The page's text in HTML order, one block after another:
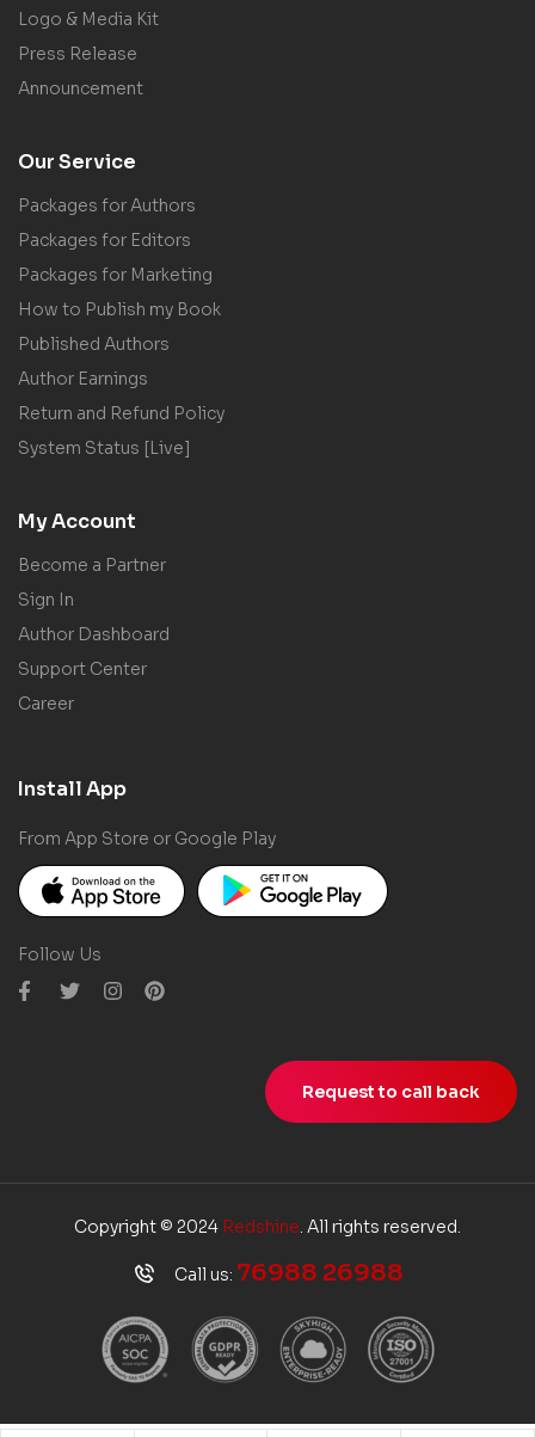
Logo & Media Kit
Press Release
Announcement
Our Service
Packages for Authors
Packages for Editors
Packages for Marketing
How to Publish my Book
Published Authors
Author Earnings
Return and Refund Policy
System Status [Live]
My Account
Become a Partner
Sign In
Author Dashboard
Support Center
Career
Install App
From App Store or Google Play
Follow Us
Request to call back
Copyright © 2024 Redshine. All rights reserved.
Call us: 76988 26988